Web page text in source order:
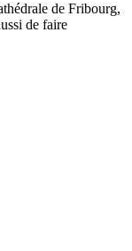
de Fribourg,
de faire